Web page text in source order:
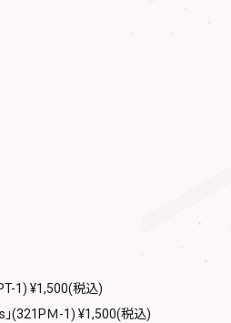
1) ¥1,500(税込)
」(321PＭ-1) ¥1,500(税込)